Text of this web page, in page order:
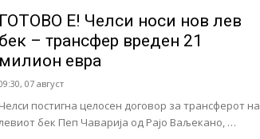
ГОТОВО Е! Челси носи нов лев
бек – трансфер вреден 21
милион евра
07 август
Челси постигна целосен договор за трансферот на
бек Пеп Чаварија од Рајо Ваљекано, …